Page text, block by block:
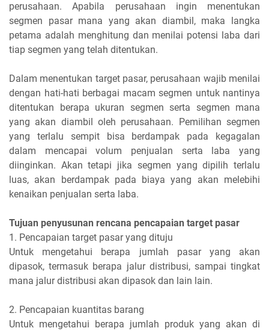
perusahaan. Apabila perusahaan ingin menentukan
segmen pasar mana yang akan diambil, maka langka
petama adalah menghitung dan menilai potensi laba dari
tiap segmen yang telah ditentukan.
Dalam menentukan target pasar, perusahaan wajib menilai
dengan hati-hati berbagai macam segmen untuk nantinya
ditentukan berapa ukuran segmen serta segmen mana
yang akan diambil oleh perusahaan. Pemilihan segmen
yang terlalu sempit bisa berdampak pada kegagalan
dalam mencapai volum penjualan serta laba yang
diinginkan. Akan tetapi jika segmen yang dipilih terlalu
luas, akan berdampak pada biaya yang akan melebihi
kenaikan penjualan serta laba.
Tujuan penyusunan rencana pencapaian target pasar
1. Pencapaian target pasar yang dituju
Untuk mengetahui berapa jumlah pasar yang akan
dipasok, termasuk berapa jalur distribusi, sampai tingkat
mana jalur distribusi akan dipasok dan lain lain.
2. Pencapaian kuantitas barang
Untuk mengetahui berapa jumlah produk yang akan di